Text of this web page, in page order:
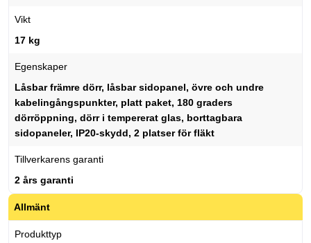
Vikt
17 kg
Egenskaper
Låsbar främre dörr, låsbar sidopanel, övre och undre
kabelingångspunkter, platt paket, 180 graders
dörröppning, dörr i tempererat glas, borttagbara
sidopaneler, IP20-skydd, 2 platser för fläkt
Tillverkarens garanti
2 års garanti
Allmänt
Produkttyp